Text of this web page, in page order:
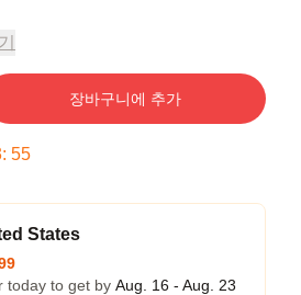
장바구니에 추가
: 54
States
today to get by Aug. 16 - Aug. 23